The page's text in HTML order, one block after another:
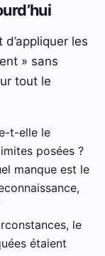
les
» sans
tout le
t-elle le
posées ?
manque est le
le
étaient